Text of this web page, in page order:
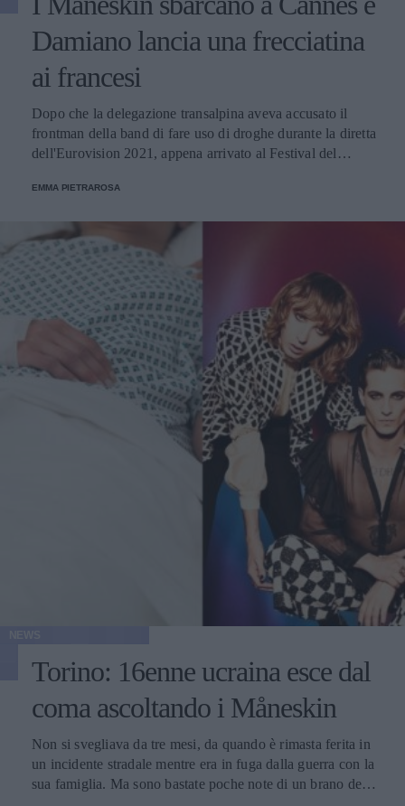
Damiano lancia una frecciatina
ai francesi
Dopo che la delegazione transalpina aveva accusato il
frontman della band di fare uso di droghe durante la diretta
dell'Eurovision 2021, appena arrivato al Festival del
"Mi fumo le Cannes". Una provocazione o una semplice
EMMA PIETRAROSA
Torino: 16enne ucraina esce dal
coma ascoltando i Måneskin
Non si svegliava da tre mesi, da quando è rimasta ferita in
un incidente stradale mentre era in fuga dalla guerra con la
sua famiglia. Ma sono bastate poche note di un brano della